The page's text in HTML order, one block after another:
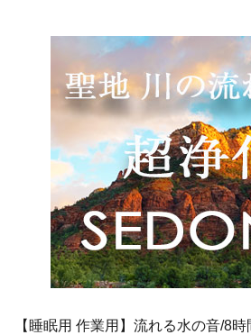
【睡眠用 作業用】流れる水の音/8